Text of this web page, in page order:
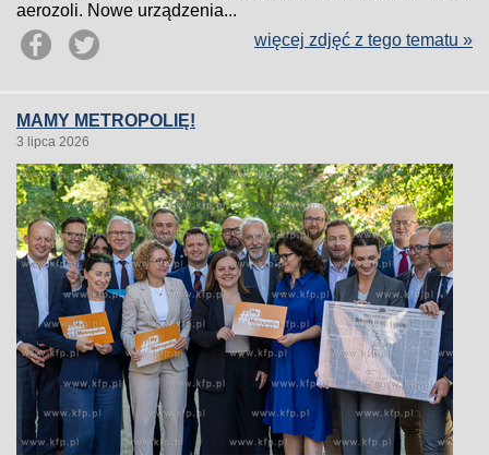
aerozoli. Nowe urządzenia...
więcej zdjęć z tego tematu »
MAMY METROPOLIĘ!
3 lipca 2026